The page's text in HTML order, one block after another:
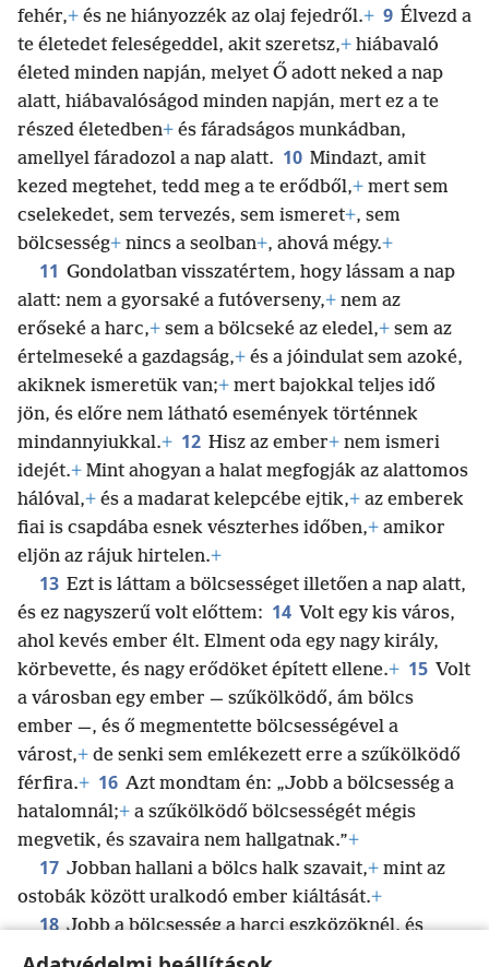
fehér,+ és ne hiányozzék az olaj fejedről.+ 9 Élvezd a
te életedet feleségeddel, akit szeretsz,+ hiábavaló
életed minden napján, melyet Ő adott neked a nap
alatt, hiábavalóságod minden napján, mert ez a te
részed életedben+ és fáradságos munkádban,
amellyel fáradozol a nap alatt. 10 Mindazt, amit
kezed megtehet, tedd meg a te erődből,+ mert sem
cselekedet, sem tervezés, sem ismeret+, sem
bölcsesség+ nincs a seolban+, ahová mégy.+
11 Gondolatban visszatértem, hogy lássam a nap
alatt: nem a gyorsaké a futóverseny,+ nem az
erőseké a harc,+ sem a bölcseké az eledel,+ sem az
értelmeseké a gazdagság,+ és a jóindulat sem azoké,
akiknek ismeretük van;+ mert bajokkal teljes idő
jön, és előre nem látható események történnek
mindannyiukkal.+ 12 Hisz az ember+ nem ismeri
idejét.+ Mint ahogyan a halat megfogják az alattomos
hálóval,+ és a madarat kelepcébe ejtik,+ az emberek
fiai is csapdába esnek vészterhes időben,+ amikor
eljön az rájuk hirtelen.+
13 Ezt is láttam a bölcsességet illetően a nap alatt,
és ez nagyszerű volt előttem: 14 Volt egy kis város,
ahol kevés ember élt. Elment oda egy nagy király,
körbevette, és nagy erődöket épített ellene.+ 15 Volt
a városban egy ember — szűkölködő, ám bölcs
ember —, és ő megmentette bölcsességével a
várost,+ de senki sem emlékezett erre a szűkölködő
férfira.+ 16 Azt mondtam én: „Jobb a bölcsesség a
hatalomnál;+ a szűkölködő bölcsességét mégis
megvetik, és szavaira nem hallgatnak.”+
17 Jobban hallani a bölcs halk szavait,+ mint az
ostobák között uralkodó ember kiáltását.+
18 Jobb a bölcsesség a harci eszközöknél, és
egyetlen bűnös sok-sok jót tönkretehet.